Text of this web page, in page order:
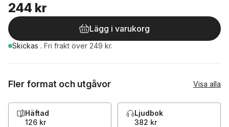
244 kr
Lägg i varukorg
Skickas . Fri frakt över 249 kr.
Fler format och utgåvor Visa alla
Häftad
126 kr
Ljudbok
382 kr